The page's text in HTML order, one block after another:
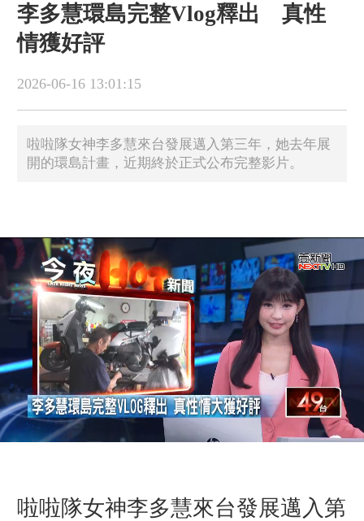
李多慧環島完整Vlog釋出 真性
情獲好評
2026-06-16 13:01:15
啦啦隊女神李多慧來台發展邁入第三年，她去年展
開的環島計畫，近期終於正式公布完整影片。
啦啦隊女神李多慧來台發展邁入第